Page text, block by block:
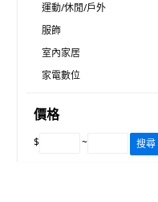
運動/休閒/戶外
服飾
室內家居
家電數位
價格
$ ~ 搜尋